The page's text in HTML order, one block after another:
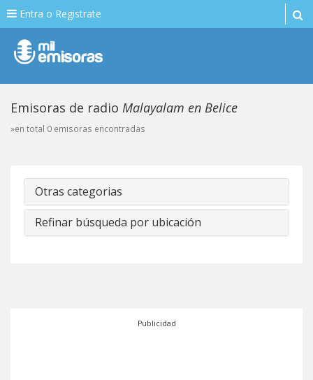
Entra o Registrate
Emisoras de radio Malayalam en Belice
»en total 0 emisoras encontradas
Otras categorias
Refinar búsqueda por ubicación
Publicidad